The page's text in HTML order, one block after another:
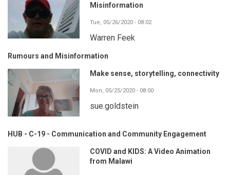
Misinformation
Tue, 05/26/2020 - 08:02
Warren Feek
Rumours and Misinformation
Make sense, storytelling, connectivity
Mon, 05/25/2020 - 08:00
sue.goldstein
HUB - C-19 - Communication and Community Engagement
COVID and KIDS: A Video Animation
from Malawi